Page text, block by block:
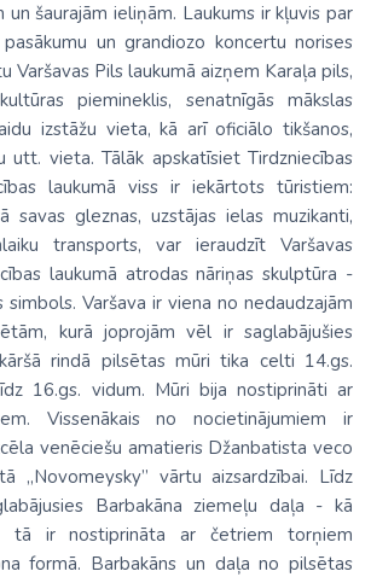
šaurajām ieliņām. Laukums ir kļuvis par
un grandiozo koncertu norises
Varšavas Pils laukumā aizņem Karaļa pils,
piemineklis, senatnīgās mākslas
izstāžu vieta, kā arī oficiālo tikšanos,
utt. vieta. Tālāk apskatīsiet Tirdzniecības
laukumā viss ir iekārtots tūristiem:
savas gleznas, uzstājas ielas muzikanti,
transports, var ieraudzīt Varšavas
laukumā atrodas nāriņas skulptūra -
simbols. Varšava ir viena no nedaudzajām
kurā joprojām vēl ir saglabājušies
rindā pilsētas mūri tika celti 14.gs.
16.gs. vidum. Mūri bija nostiprināti ar
Vissenākais no nocietinājumiem ir
venēciešu amatieris Džanbatista veco
„Novomeysky” vārtu aizsardzībai. Līdz
Barbakāna ziemeļu daļa - kā
tā ir nostiprināta ar četriem torņiem
formā. Barbakāns un daļa no pilsētas